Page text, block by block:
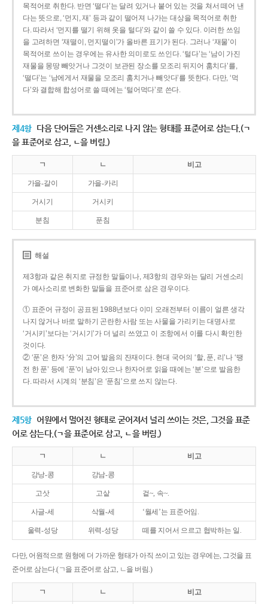
목적어로 취한다. 반면 ‘떨다’는 달려 있거나 붙어 있는 것을 쳐서 떼어 낸
다는 뜻으로, ‘먼지, 재’ 등과 같이 떨어져 나가는 대상을 목적어로 취한
다. 따라서 ‘먼지를 떨기 위해 옷을 털다’와 같이 쓸 수 있다. 이러한 쓰임
을 고려하면 ‘재떨이, 먼지떨이’가 올바른 표기가 된다. 그러나 ‘재물’이
목적어로 쓰이는 경우에는 유사한 의미로도 쓰인다. ‘털다’는 ‘남이 가진
재물을 몽땅 빼앗거나 그것이 보관된 장소를 모조리 뒤지어 훔치다’를,
‘떨다’는 ‘남에게서 재물을 모조리 훔치거나 빼앗다’를 뜻한다. 다만, ‘먹
다’와 결합해 합성어로 쓸 때에는 ‘털어먹다’로 쓴다.
제4항 다음 단어들은 거센소리로 나지 않는 형태를 표준어로 삼는다.(ㄱ
을 표준어로 삼고, ㄴ을 버림.)
ㄱ ㄴ 비고
가을-갈이 가을-카리
거시기 거시키
분침 푼침
해설
제3항과 같은 취지로 규정한 말들이나, 제3항의 경우와는 달리 거센소리
가 예사소리로 변화한 말들을 표준어로 삼은 경우이다.
① 표준어 규정이 공표된 1988년보다 이미 오래전부터 이름이 얼른 생각
나지 않거나 바로 말하기 곤란한 사람 또는 사물을 가리키는 대명사로
‘거시키’보다는 ‘거시기’가 더 널리 쓰였고 이 조항에서 이를 다시 확인한
것이다.
② ‘푼’은 한자 ‘分’의 고어 발음의 잔재이다. 현대 국어의 ‘할, 푼, 리’나 ‘땡
전 한 푼’ 등에 ‘푼’이 남아 있으나 한자어로 읽을 때에는 ‘분’으로 발음한
다. 따라서 시계의 ‘분침’은 ‘푼침’으로 쓰지 않는다.
제5항 어원에서 멀어진 형태로 굳어져서 널리 쓰이는 것은, 그것을 표준
어로 삼는다.(ㄱ을 표준어로 삼고, ㄴ을 버림.)
ㄱ ㄴ 비고
강낭-콩 강남-콩
고삿 고샅 겉~, 속~.
사글-세 삭월-세 ‘월세’는 표준어임.
울력-성당 위력-성당 떼를 지어서 으르고 협박하는 일.
다만, 어원적으로 원형에 더 가까운 형태가 아직 쓰이고 있는 경우에는, 그것을 표
준어로 삼는다.(ㄱ을 표준어로 삼고, ㄴ을 버림.)
ㄱ ㄴ 비고